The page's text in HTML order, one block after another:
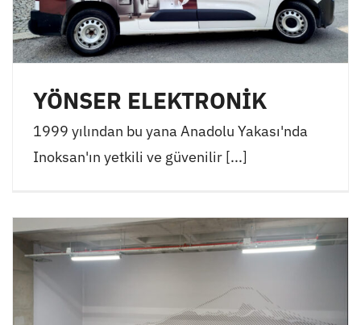
YÖNSER ELEKTRONİK
1999 yılından bu yana Anadolu Yakası'nda
Inoksan'ın yetkili ve güvenilir [...]